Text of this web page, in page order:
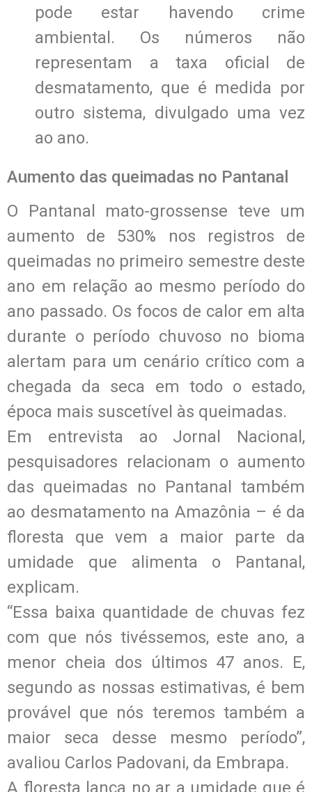
pode estar havendo crime
ambiental. Os números não
representam a taxa oficial de
desmatamento, que é medida por
outro sistema, divulgado uma vez
ao ano.
Aumento das queimadas no Pantanal
O Pantanal mato-grossense teve um
aumento de 530% nos registros de
queimadas no primeiro semestre deste
ano em relação ao mesmo período do
ano passado. Os focos de calor em alta
durante o período chuvoso no bioma
alertam para um cenário crítico com a
chegada da seca em todo o estado,
época mais suscetível às queimadas.
Em entrevista ao Jornal Nacional,
pesquisadores relacionam o aumento
das queimadas no Pantanal também
ao desmatamento na Amazônia – é da
floresta que vem a maior parte da
umidade que alimenta o Pantanal,
explicam.
“Essa baixa quantidade de chuvas fez
com que nós tivéssemos, este ano, a
menor cheia dos últimos 47 anos. E,
segundo as nossas estimativas, é bem
provável que nós teremos também a
maior seca desse mesmo período”,
avaliou Carlos Padovani, da Embrapa.
A floresta lança no ar a umidade que é